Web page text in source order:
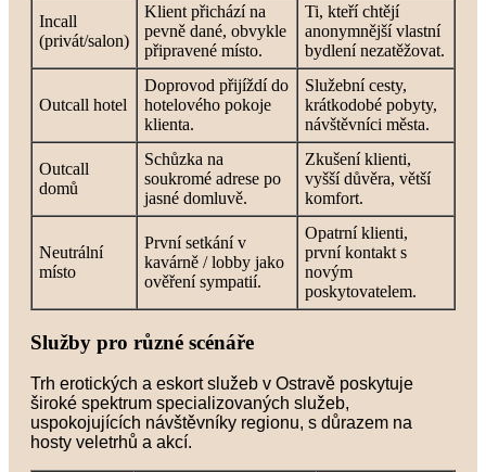
Incall
(privát/salon)
Klient přichází na
pevně dané, obvykle
připravené místo.
Ti, kteří chtějí
anonymnější vlastní
bydlení nezatěžovat.
Outcall hotel
Doprovod přijíždí do
hotelového pokoje
klienta.
Služební cesty,
krátkodobé pobyty,
návštěvníci města.
Outcall
domů
Schůzka na
soukromé adrese po
jasné domluvě.
Zkušení klienti,
vyšší důvěra, větší
komfort.
Neutrální
místo
První setkání v
kavárně / lobby jako
ověření sympatií.
Opatrní klienti,
první kontakt s
novým
poskytovatelem.
Služby pro různé scénáře
Trh erotických a eskort služeb v Ostravě poskytuje
široké spektrum specializovaných služeb,
uspokojujících návštěvníky regionu, s důrazem na
hosty veletrhů a akcí.